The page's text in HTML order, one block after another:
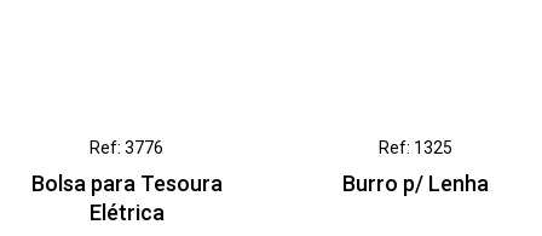
Ref: 3776
Bolsa para Tesoura
Elétrica
Ref: 1325
Burro p/ Lenha